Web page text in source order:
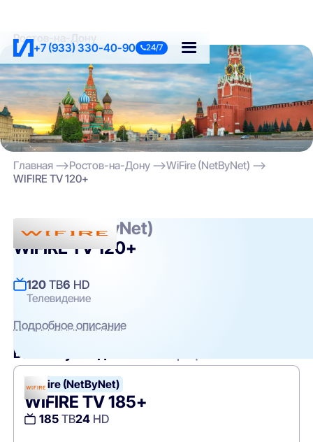
+7 (933) 330-40-90 24/7
Ростов-на-Дону
Главная Ростов-на-Дону
WiFire (NetByNet)
WIFIRE TV 120+
WiFire (NetByNet)
WIFIRE TV 120+
120 ТВ6 HD
Телевидение
Подробное описание
Вам могут подойти
WiFire (NetByNet)
WIFIRE TV 185+
185ТВ24HD